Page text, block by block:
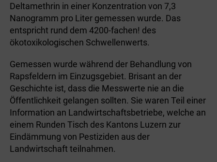
Deltamethrin in einer Konzentration von 7,3
Nanogramm pro Liter gemessen wurde. Das
entspricht rund dem 4200-fachen! des
ökotoxikologischen Schwellenwerts.
Gemessen wurde während der Behandlung von
Rapsfeldern im Einzugsgebiet. Brisant an der
Geschichte ist, dass die Messwerte nie an die
Öffentlichkeit gelangen sollten. Sie waren Teil einer
Information an Landwirtschaftsbetriebe, welche an
einem Runden Tisch des Kantons Luzern zur
Eindämmung von Pestiziden aus der
Landwirtschaft teilnahmen.